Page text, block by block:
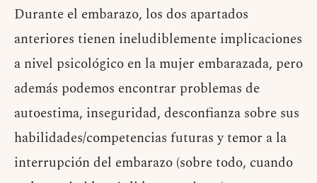
Durante el embarazo, los dos apartados
anteriores tienen ineludiblemente implicaciones
a nivel psicológico en la mujer embarazada, pero
además podemos encontrar problemas de
autoestima, inseguridad, desconfianza sobre sus
habilidades/competencias futuras y temor a la
interrupción del embarazo (sobre todo, cuando